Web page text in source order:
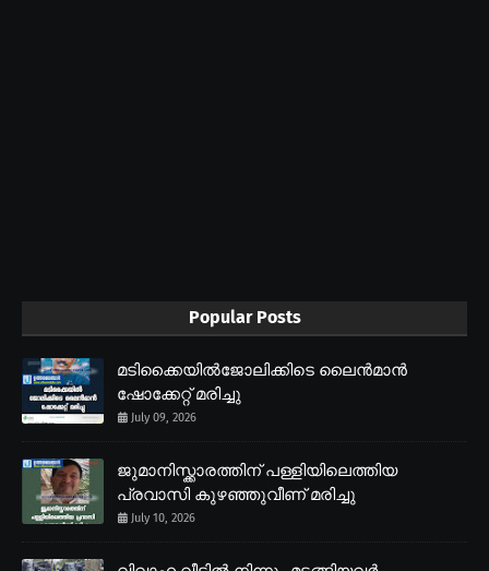
Popular Posts
മടിക്കൈയിൽജോലിക്കിടെ ലൈൻമാൻ
ഷോക്കേറ്റ് മരിച്ചു
July 09, 2026
ജുമാനിസ്ക്കാരത്തിന് പള്ളിയിലെത്തിയ
പ്രവാസി കുഴഞ്ഞുവീണ് മരിച്ചു
July 10, 2026